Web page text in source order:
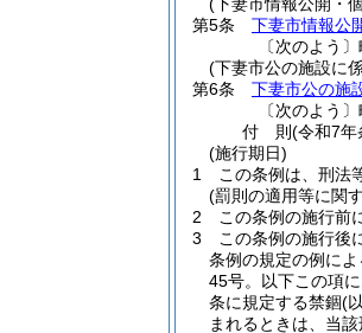
第5条
下妻市情報公
〔次のよう
(下妻市公の施設に
第6条
下妻市公の施
〔次のよう
付 則(令和7年
(施行期日)
1
この条例は、刑法
(罰則の適用等に関
2
この条例の施行前
3
この条例の施行後
条例の規定の例に
45号。以下この項
条に規定する禁錮(
まれるときは、当